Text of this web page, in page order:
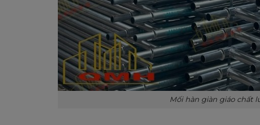
Mối hàn giàn giáo chất